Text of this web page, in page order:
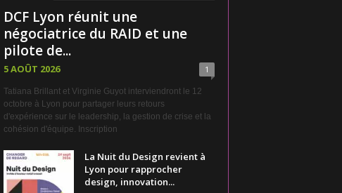
DCF Lyon réunit une
négociatrice du RAID et une
pilote de...
5 AOÛT 2026 1
Tatiana Brillant et Virginie Guyot interviendront le 12
octobre à Lyon pour partager leurs retours
d'expérience sur le leadership, la gestion de crise et la
cohésion d'équipe. Inscription
La Nuit du Design revient à
Lyon pour rapprocher
design, innovation...